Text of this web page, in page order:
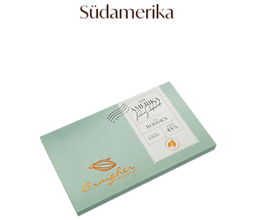
Südamerika